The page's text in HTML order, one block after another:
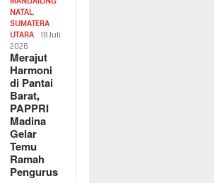
NATAL,
SUMATERA
UTARA
18 Juli
2026
Merajut
Harmoni
di Pantai
Barat,
PAPPRI
Madina
Gelar
Temu
Ramah
Pengurus